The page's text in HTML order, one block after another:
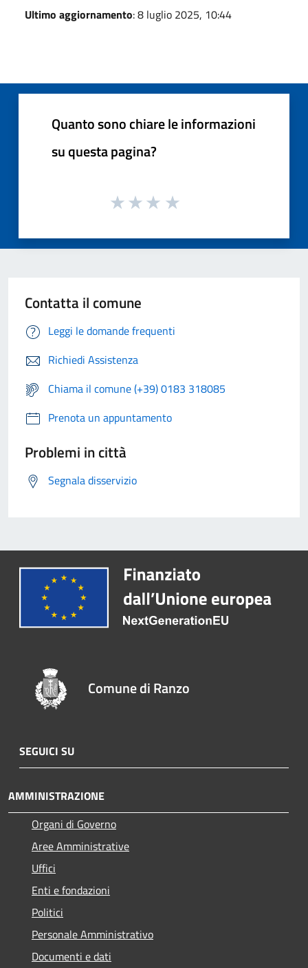
Ultimo aggiornamento: 8 luglio 2025, 10:44
Quanto sono chiare le informazioni
su questa pagina?
Contatta il comune
Leggi le domande frequenti
Richiedi Assistenza
Chiama il comune (+39) 0183 318085
Prenota un appuntamento
Problemi in città
Segnala disservizio
Comune di Ranzo
SEGUICI SU
AMMINISTRAZIONE
Organi di Governo
Aree Amministrative
Uffici
Enti e fondazioni
Politici
Personale Amministrativo
Documenti e dati